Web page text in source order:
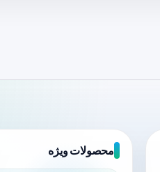
محصولات ویژه